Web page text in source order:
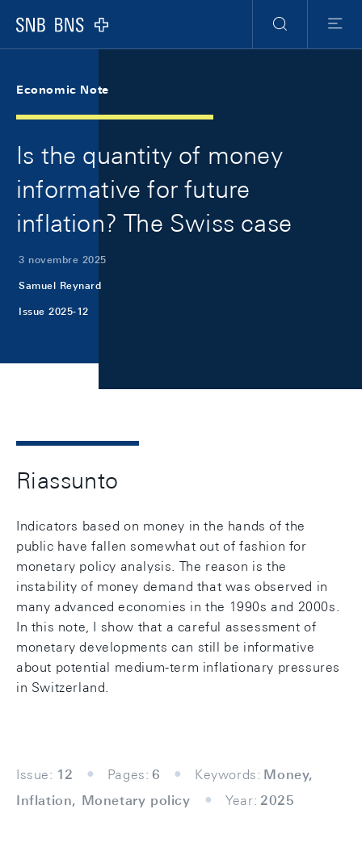
Logo
Ricerca
Menu
Economic Note
Is the quantity of money
informative for future
inflation? The Swiss case
3 novembre 2025
Samuel Reynard
Issue 2025-12
Riassunto
Indicators based on money in the hands of the
public have fallen somewhat out of fashion for
monetary policy analysis. The reason is the
instability of money demand that was observed in
many advanced economies in the 1990s and 2000s.
In this note, I show that a careful assessment of
monetary developments can still be informative
about potential medium-term inflationary pressures
in Switzerland.
Issue: 12 Pages: 6 Keywords: Money,
Inflation, Monetary policy
Year: 2025